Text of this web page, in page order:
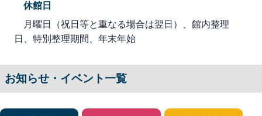
休館日
月曜日（祝日等と重なる場合は翌日）、館内整理
日、特別整理期間、年末年始
お知らせ・イベント一覧